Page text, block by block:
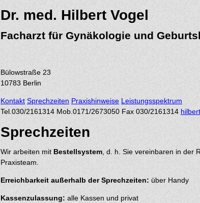
Dr. med. Hilbert Vogel
Facharzt für Gynäkologie und
Bülowstraße 23
10783 Berlin
Kontakt Sprechzeiten Praxishinweise Leistungsspektrum
Tel. 030/2161314 Mob. 0171/2673050 Fax 030/2161314
Sprechzeiten
Wir arbeiten mit Bestellsystem, d. h. Sie vereinbaren in der
Praxisteam.
Erreichbarkeit außerhalb der Sprechzeiten: über Handy
Kassenzulassung: alle Kassen und privat